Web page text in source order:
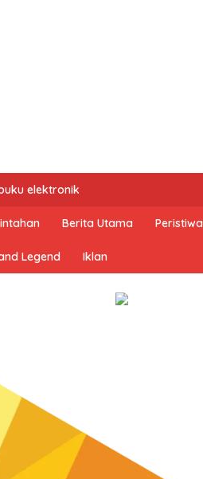
elektronik
Berita Utama Peristiwa
Legend Iklan